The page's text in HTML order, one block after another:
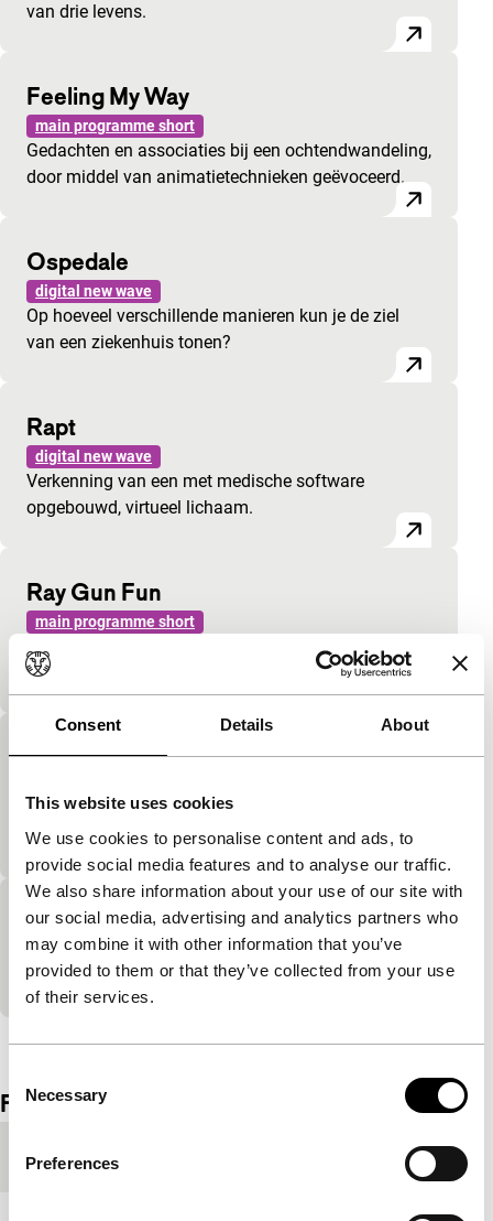
Consent Details About
This website uses cookies
We use cookies to personalise content and ads, to
provide social media features and to analyse our traffic.
We also share information about your use of our site with
our social media, advertising and analytics partners who
may combine it with other information that you’ve
provided to them or that they’ve collected from your use
of their services.
Selection
Necessary
Preferences
van drie levens.
Feeling My Way
main programme short
Gedachten en associaties bij een ochtendwandeling,
door middel van animatietechnieken geëvoceerd.
Ospedale
digital new wave
Op hoeveel verschillende manieren kun je de ziel
van een ziekenhuis tonen?
Rapt
digital new wave
Verkenning van een met medische software
opgebouwd, virtueel lichaam.
Ray Gun Fun
main programme short
Korte film kijkt naar kinderspelletjes door de ogen
van een kind.
How To Get Rid Of Information
Hypnotiserende beelden beroven een man van zijn
broodnodige nachtrust.
Original Copies
digital new wave
Inventieve en zeer grafische mediaboodschappen.
Bekijk het hele programma
Film details
Productieland